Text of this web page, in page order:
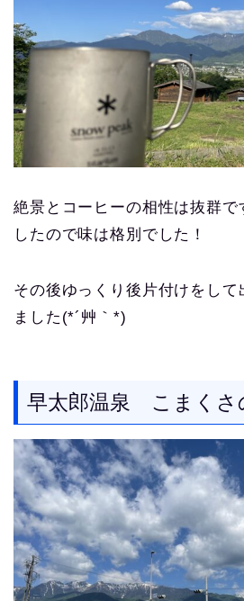
絶景とコーヒーの相性は抜群
したので味は格別でした！
その後ゆっくり後片付けをして
ました(*´艸｀*)
早太郎温泉 こまくさ